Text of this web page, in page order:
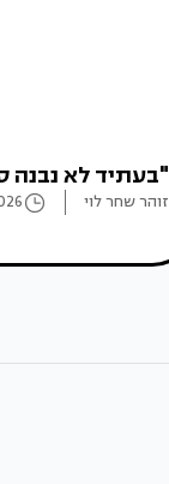
"בעתיד לא נבנה
זוהר שחר לוי